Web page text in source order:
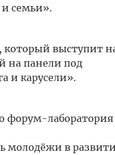
семьи».
который выступит
на панели под
и карусели».
форум-лаборатория
молодёжи в